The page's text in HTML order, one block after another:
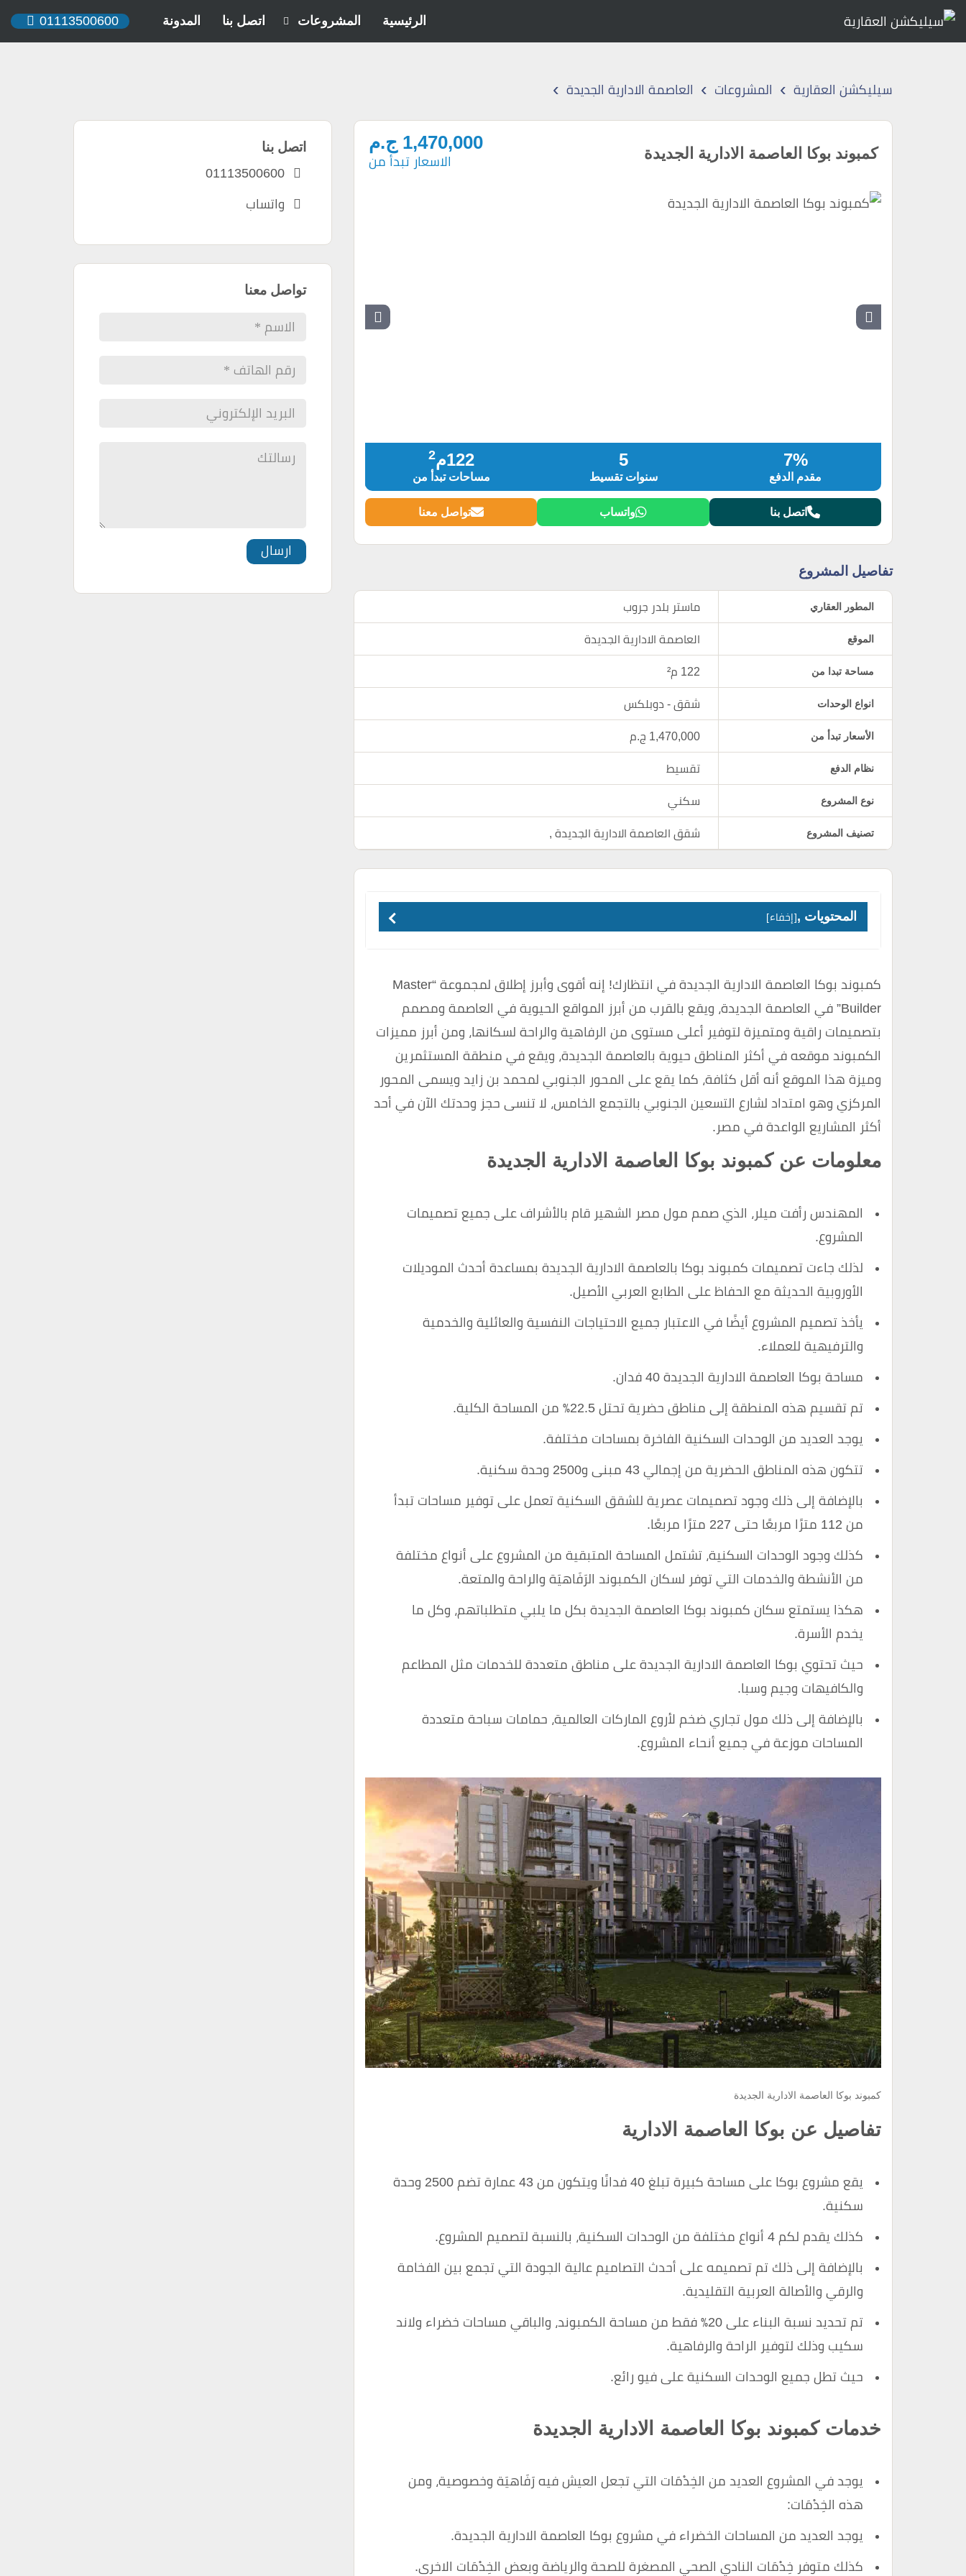
الرئيسية المشروعات اتصل بنا المدونة 01113500600
سيليكشن العقارية › المشروعات › العاصمة الادارية الجديدة ›
كمبوند بوكا العاصمة الادارية الجديدة
1,470,000 ج.م
الاسعار تبدأ من
7%
مقدم الدفع
5
سنوات تقسيط
122م 2
مساحات تبدأ من
اتصل بنا واتساب تواصل معنا
تفاصيل المشروع
المطور العقاري ماستر بلدر جروب
الموقع العاصمة الادارية الجديدة
مساحة تبدا من 122 م²
انواع الوحدات شقق - دوبلكس
الأسعار تبدأ من 1,470,000 ج.م
نظام الدفع تقسيط
نوع المشروع سكني
تصنيف المشروع شقق العاصمة الادارية الجديدة ,
المحتويات , إخفاء
كمبوند بوكا العاصمة الادارية الجديدة في انتظارك! إنه أقوى وأبرز إطلاق لمجموعة “Master
Builder” في العاصمة الجديدة، ويقع بالقرب من أبرز المواقع الحيوية في العاصمة ومصمم
بتصميمات راقية ومتميزة لتوفير أعلى مستوى من الرفاهية والراحة لسكانها، ومن أبرز مميزات
الكمبوند موقعه في أكثر المناطق حيوية بالعاصمة الجديدة، ويقع في منطقة المستثمرين
وميزة هذا الموقع أنه أقل كثافة، كما يقع على المحور الجنوبي لمحمد بن زايد ويسمى المحور
المركزي وهو امتداد لشارع التسعين الجنوبي بالتجمع الخامس، لا تنسى حجز وحدتك الآن في أحد
أكثر المشاريع الواعدة في مصر.
معلومات عن كمبوند بوكا العاصمة الادارية الجديدة
المهندس رأفت ميلر، الذي صمم مول مصر الشهير قام بالأشراف على جميع تصميمات
المشروع.
لذلك جاءت تصميمات كمبوند بوكا بالعاصمة الادارية الجديدة بمساعدة أحدث الموديلات
الأوروبية الحديثة مع الحفاظ على الطابع العربي الأصيل.
يأخذ تصميم المشروع أيضًا في الاعتبار جميع الاحتياجات النفسية والعائلية والخدمية
والترفيهية للعملاء.
مساحة بوكا العاصمة الادارية الجديدة 40 فدان.
تم تقسيم هذه المنطقة إلى مناطق حضرية تحتل 22.5٪ من المساحة الكلية.
يوجد العديد من الوحدات السكنية الفاخرة بمساحات مختلفة.
تتكون هذه المناطق الحضرية من إجمالي 43 مبنى و2500 وحدة سكنية.
بالإضافة إلى ذلك وجود تصميمات عصرية للشقق السكنية تعمل على توفير مساحات تبدأ
من 112 مترًا مربعًا حتى 227 مترًا مربعًا.
كذلك وجود الوحدات السكنية، تشتمل المساحة المتبقية من المشروع على أنواع مختلفة
من الأنشطة والخدمات التي توفر لسكان الكمبوند الرَفَاهيَة والراحة والمتعة.
هكذا يستمتع سكان كمبوند بوكا العاصمة الجديدة بكل ما يلبي متطلباتهم، وكل ما
يخدم الأسرة.
حيث تحتوي بوكا العاصمة الادارية الجديدة على مناطق متعددة للخدمات مثل المطاعم
والكافيهات وجيم وسبا.
بالإضافة إلى ذلك مول تجاري ضخم لأروع الماركات العالمية، حمامات سباحة متعددة
المساحات موزعة في جميع أنحاء المشروع.
كمبوند بوكا العاصمة الادارية الجديدة
تفاصيل عن بوكا العاصمة الادارية
يقع مشروع بوكا على مساحة كبيرة تبلغ 40 فدانًا ويتكون من 43 عمارة تضم 2500 وحدة
سكنية.
كذلك يقدم لكم 4 أنواع مختلفة من الوحدات السكنية، بالنسبة لتصميم المشروع.
بالإضافة إلى ذلك تم تصميمه على أحدث التصاميم عالية الجودة التي تجمع بين الفخامة
والرقي والأصالة العربية التقليدية.
تم تحديد نسبة البناء على 20٪ فقط من مساحة الكمبوند، والباقي مساحات خضراء ولاند
سكيب وذلك لتوفير الراحة والرفاهية.
حيث تطل جميع الوحدات السكنية على فيو رائع.
خدمات كمبوند بوكا العاصمة الادارية الجديدة
يوجد في المشروع العديد من الخِدْمَات التي تجعل العيش فيه رَفَاهيَة وخصوصية، ومن
هذه الخِدْمَات:
يوجد العديد من المساحات الخضراء في مشروع بوكا العاصمة الادارية الجديدة.
كذلك متوفر خِدْمَات النادي الصحي المصغرة للصحة والرياضة وبعض الخِدْمَات الاخرى.
اتصل بنا
01113500600
واتساب
تواصل معنا